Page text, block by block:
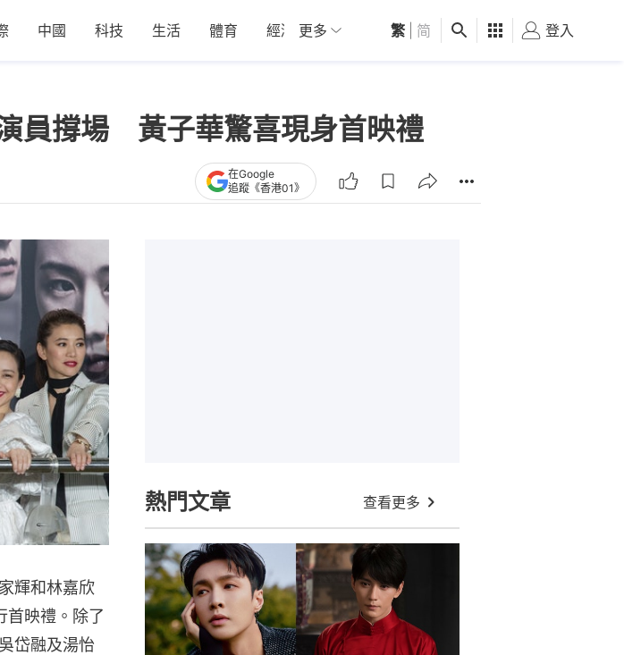
中國 科技 生活 體育 經濟 01深圳 觀點 健康 好食玩飛
更多 繁 简 登入
員撐場 黃子華驚喜現身首映禮
在Google
追蹤《香港01》
輝和林嘉欣
首映禮。除了
岱融及湯怡
熱門文章 查看更多